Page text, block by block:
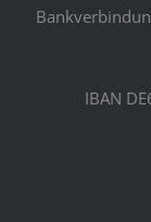
IBAN